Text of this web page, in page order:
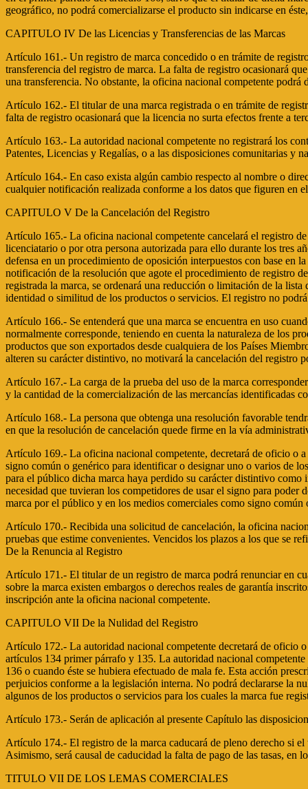
geográfico, no podrá comercializarse el producto sin indicarse en
CAPITULO IV De las Licencias y Transferencias de las Marcas
Artículo 161.- Un registro de marca concedido o en trámite de
transferencia del registro de marca. La falta de registro ocasionará
una transferencia. No obstante, la oficina nacional competente
Artículo 162.- El titular de una marca registrada o en trámite de
falta de registro ocasionará que la licencia no surta efectos frente a
Artículo 163.- La autoridad nacional competente no registrará los
Patentes, Licencias y Regalías, o a las disposiciones comunitarias y
Artículo 164.- En caso exista algún cambio respecto al nombre o
cualquier notificación realizada conforme a los datos que figuren en
CAPITULO V De la Cancelación del Registro
Artículo 165.- La oficina nacional competente cancelará el registro
licenciatario o por otra persona autorizada para ello durante los tres
defensa en un procedimiento de oposición interpuestos con base en
notificación de la resolución que agote el procedimiento de registro
registrada la marca, se ordenará una reducción o limitación de la
identidad o similitud de los productos o servicios. El registro no
Artículo 166.- Se entenderá que una marca se encuentra en uso
normalmente corresponde, teniendo en cuenta la naturaleza de los
productos que son exportados desde cualquiera de los Países
alteren su carácter distintivo, no motivará la cancelación del registro
Artículo 167.- La carga de la prueba del uso de la marca
y la cantidad de la comercialización de las mercancías identificadas
Artículo 168.- La persona que obtenga una resolución favorable
en que la resolución de cancelación quede firme en la vía
Artículo 169.- La oficina nacional competente, decretará de oficio o
signo común o genérico para identificar o designar uno o varios de
para el público dicha marca haya perdido su carácter distintivo como
necesidad que tuvieran los competidores de usar el signo para
marca por el público y en los medios comerciales como signo
Artículo 170.- Recibida una solicitud de cancelación, la oficina
pruebas que estime convenientes. Vencidos los plazos a los que se
De la Renuncia al Registro
Artículo 171.- El titular de un registro de marca podrá renunciar en
sobre la marca existen embargos o derechos reales de garantía
inscripción ante la oficina nacional competente.
CAPITULO VII De la Nulidad del Registro
Artículo 172.- La autoridad nacional competente decretará de oficio
artículos 134 primer párrafo y 135. La autoridad nacional
136 o cuando éste se hubiera efectuado de mala fe. Esta acción
perjuicios conforme a la legislación interna. No podrá declararse la
algunos de los productos o servicios para los cuales la marca fue
Artículo 173.- Serán de aplicación al presente Capítulo las
Artículo 174.- El registro de la marca caducará de pleno derecho si
Asimismo, será causal de caducidad la falta de pago de las tasas,
TITULO VII DE LOS LEMAS COMERCIALES